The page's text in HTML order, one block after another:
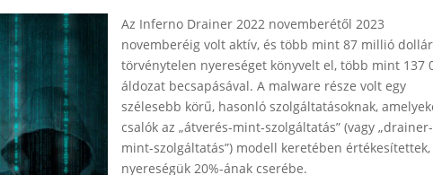
Az Inferno Drainer 2022 novemberétől 2023
novemberéig volt aktív, és több mint 87 millió
törvénytelen nyereséget könyvelt el, több mint 137
áldozat becsapásával. A malware része volt egy
szélesebb körű, hasonló szolgáltatásoknak,
csalók az „átverés-mint-szolgáltatás” (vagy „drainer-
mint-szolgáltatás”) modell keretében értékesítettek,
nyereségük 20%-ának cserébe.